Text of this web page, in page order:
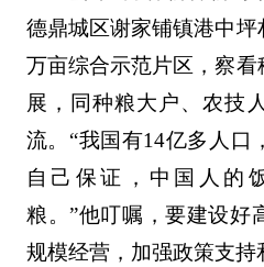
德鼎城区谢家铺镇港中
万亩综合示范片区，察
展，同种粮大户、农技
流。“我国有14亿多人口
自己保证，中国人的
粮。”他叮嘱，要建设好
规模经营，加强政策支持